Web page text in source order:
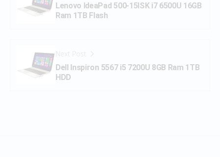
Lenovo IdeaPad 500-15ISK i7 6500U 16GB
Ram 1TB Flash
Next Post
Dell Inspiron 5567 i5 7200U 8GB Ram 1TB
HDD